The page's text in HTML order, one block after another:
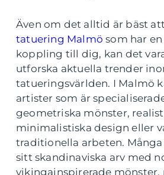
Även om det alltid är bäst
tatuering Malmö som har
koppling till dig, kan det
utforska aktuella trender
tatueringsvärlden. I Malmö
artister som är
geometriska mönster,
minimalistiska design eller
traditionella arbeten.
sitt skandinaviska arv med
vikingainspirerade mönster,